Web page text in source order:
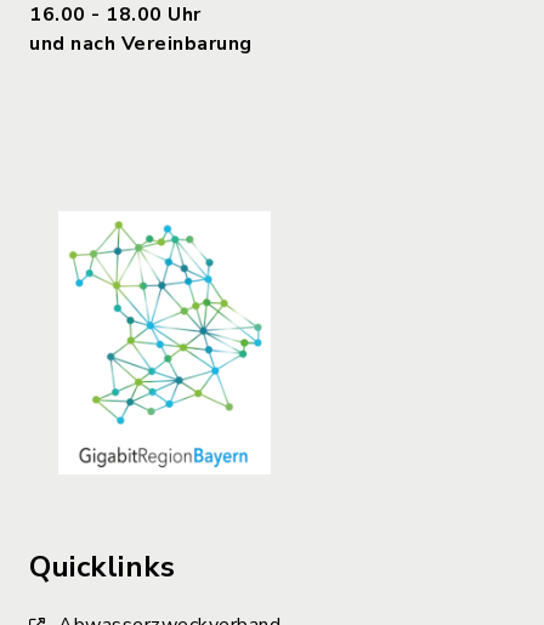
16.00 - 18.00 Uhr
und nach Vereinbarung
Quicklinks